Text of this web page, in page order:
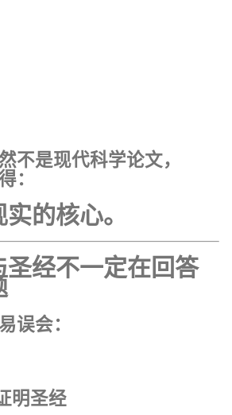
不是现代科学论文，
：
的核心。
圣经不一定在回答
误会：
明圣经